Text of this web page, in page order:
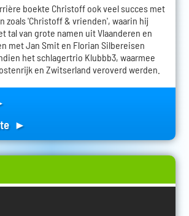
boekte Christoff ook veel succes met
zoals 'Christoff & vrienden', waarin hij
tal van grote namen uit Vlaanderen en
met Jan Smit en Florian Silbereisen
het schlagertrio Klubbb3, waarmee
en Zwitserland veroverd werden.
►